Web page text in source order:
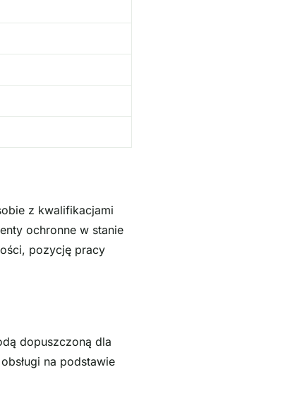
z kwalifikacjami
ochronne w stanie
pozycję pracy
dopuszczoną dla
na podstawie